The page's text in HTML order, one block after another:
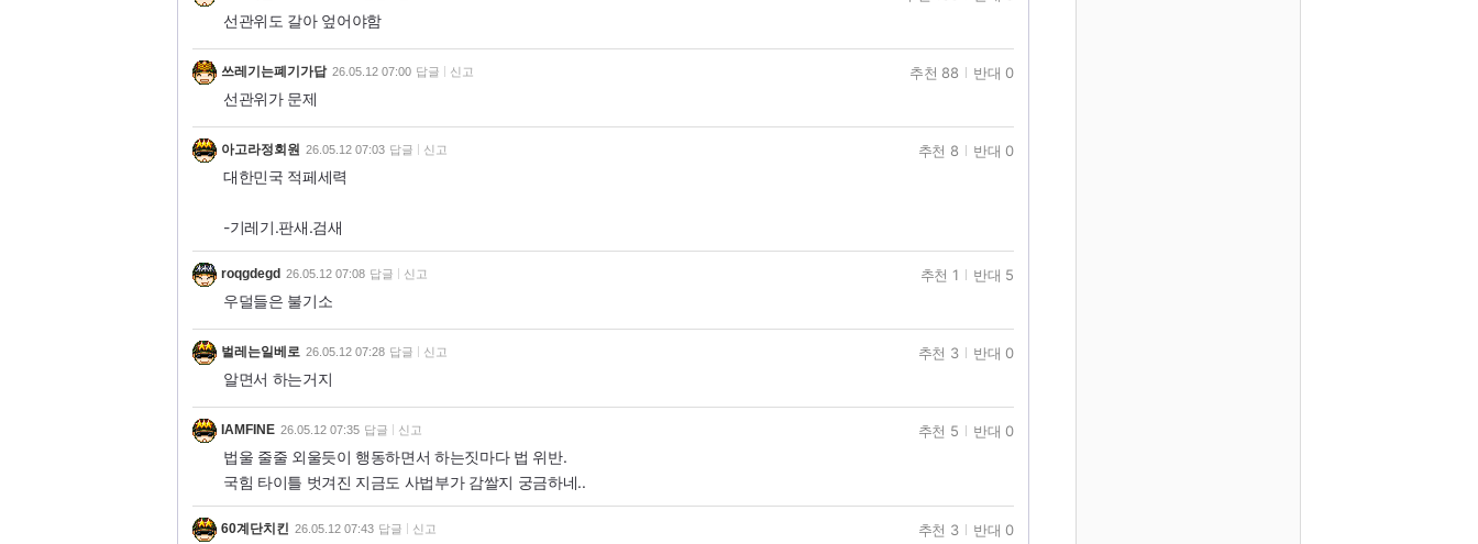
선관위도 갈아 엎어야함
쓰레기는폐기가답 26.05.12 07:00 답글 신고
선관위가 문제
추천 88 반대 0
아고라정회원 26.05.12 07:03 답글 신고
대한민국 적페세력
-기레기.판새.검새
추천 8 반대 0
roqgdegd 26.05.12 07:08 답글 신고
우덜들은 불기소
추천 1 반대 5
벌레는일베로 26.05.12 07:28 답글 신고
알면서 하는거지
추천 3 반대 0
IAMFINE 26.05.12 07:35 답글 신고
법울 줄줄 외울듯이 행동하면서 하는짓마다 법 위반.
국힘 타이틀 벗겨진 지금도 사법부가 감쌀지 궁금하네..
추천 5 반대 0
60계단치킨 26.05.12 07:43 답글 신고 추천 3 반대 0